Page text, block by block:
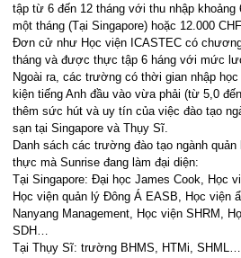
tập từ 6 đến 12 tháng với thu nhập khoảng
một tháng (Tại Singapore) hoặc 12.000
Đơn cử như Học viện ICASTEC có
tháng và được thực tập 6 háng với mức
Ngoài ra, các trường có thời gian nhập
kiện tiếng Anh đầu vào vừa phải (từ 5,0
thêm sức hút và uy tín của việc đào tạo
sạn tại Singapore và Thụy Sĩ.
Danh sách các trường đào tạo ngành
thực mà Sunrise đang làm đại diện:
Tại Singapore: Đại học James Cook, Học
Học viện quản lý Đông Á EASB, Học viện
Nanyang Management, Học viện SHRM,
SDH…
Tại Thụy Sĩ: trường BHMS, HTMi,